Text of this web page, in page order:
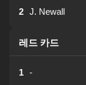
2 J. Newall
레드 카드
1 -